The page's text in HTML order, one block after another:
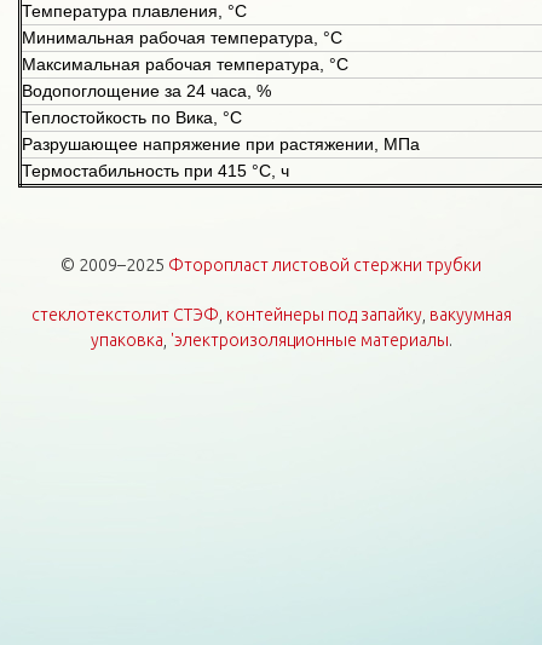
Температура плавления, °С
Минимальная рабочая температура, °С
Максимальная рабочая температура, °С
Водопоглощение за 24 часа, %
Теплостойкость по Вика, °С
Разрушающее напряжение при растяжении, МПа
Термостабильность при 415 °С, ч
© 2009–2025 Фторопласт листовой стержни трубки
стеклотекстолит СТЭФ, контейнеры под запайку, вакуумная
упаковка, 'электроизоляционные материалы.